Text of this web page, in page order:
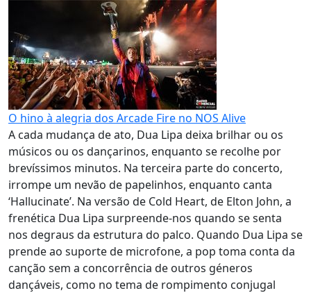
O hino à alegria dos Arcade Fire no NOS Alive
A cada mudança de ato, Dua Lipa deixa brilhar ou os
músicos ou os dançarinos, enquanto se recolhe por
brevíssimos minutos. Na terceira parte do concerto,
irrompe um nevão de papelinhos, enquanto canta
‘Hallucinate’. Na versão de Cold Heart, de Elton John, a
frenética Dua Lipa surpreende-nos quando se senta
nos degraus da estrutura do palco. Quando Dua Lipa se
prende ao suporte de microfone, a pop toma conta da
canção sem a concorrência de outros géneros
dançáveis, como no tema de rompimento conjugal